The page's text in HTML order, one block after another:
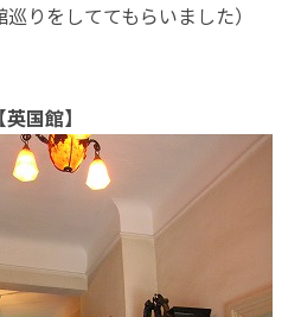
巡りをしててもらいました）
【英国館】